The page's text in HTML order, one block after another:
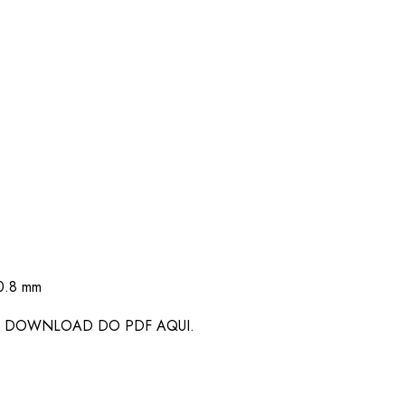
mm
DOWNLOAD DO PDF AQUI.